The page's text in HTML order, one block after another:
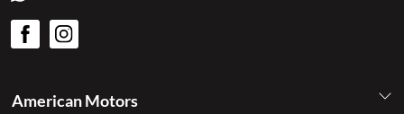
American Motors